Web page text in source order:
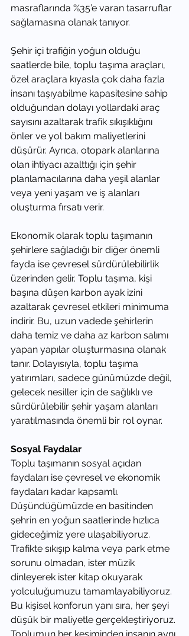
masraflarında %35’e varan tasarruflar
sağlamasına olanak tanıyor.
Şehir içi trafiğin yoğun olduğu
saatlerde bile, toplu taşıma araçları,
özel araçlara kıyasla çok daha fazla
insanı taşıyabilme kapasitesine sahip
olduğundan dolayı yollardaki araç
sayısını azaltarak trafik sıkışıklığını
önler ve yol bakım maliyetlerini
düşürür. Ayrıca, otopark alanlarına
olan ihtiyacı azalttığı için şehir
planlamacılarına daha yeşil alanlar
veya yeni yaşam ve iş alanları
oluşturma fırsatı verir.
Ekonomik olarak toplu taşımanın
şehirlere sağladığı bir diğer önemli
fayda ise çevresel sürdürülebilirlik
üzerinden gelir. Toplu taşıma, kişi
başına düşen karbon ayak izini
azaltarak çevresel etkileri minimuma
indirir. Bu, uzun vadede şehirlerin
daha temiz ve daha az karbon salımı
yapan yapılar oluşturmasına olanak
tanır. Dolayısıyla, toplu taşıma
yatırımları, sadece günümüzde değil,
gelecek nesiller için de sağlıklı ve
sürdürülebilir şehir yaşam alanları
yaratılmasında önemli bir rol oynar.
Sosyal Faydalar
Toplu taşımanın sosyal açıdan
faydaları ise çevresel ve ekonomik
faydaları kadar kapsamlı.
Düşündüğümüzde en basitinden
şehrin en yoğun saatlerinde hızlıca
gideceğimiz yere ulaşabiliyoruz.
Trafikte sıkışıp kalma veya park etme
sorunu olmadan, ister müzik
dinleyerek ister kitap okuyarak
yolculuğumuzu tamamlayabiliyoruz.
Bu kişisel konforun yanı sıra, her şeyi
düşük bir maliyetle gerçekleştiriyoruz.
Toplumun her kesiminden insanın aynı